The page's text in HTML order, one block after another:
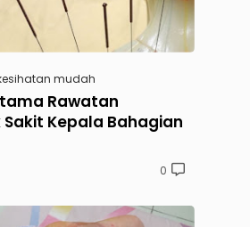
mudah
Rawatan
Kepala Bahagian
0